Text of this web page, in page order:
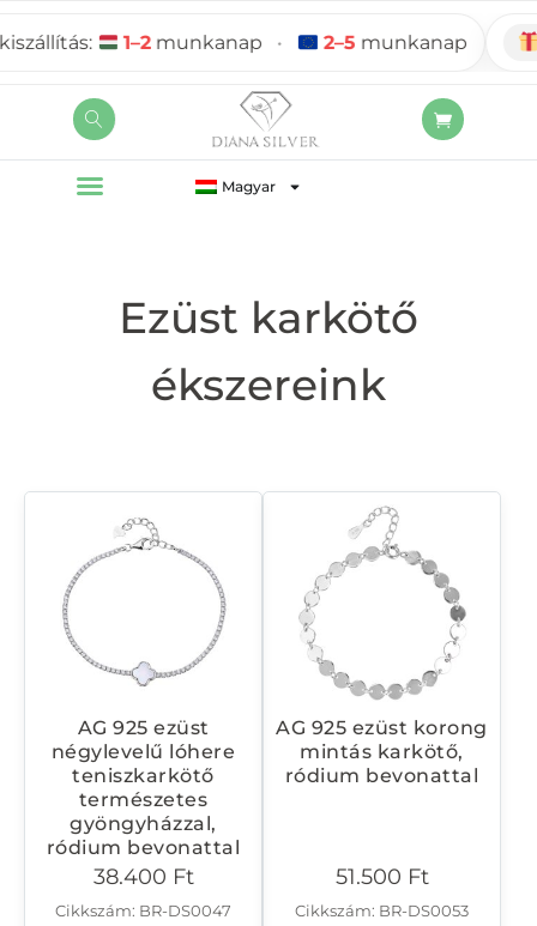
Magyar
1–2munkanap • 2–5 munkanap
Ezüst karkötő
ékszereink
AG 925 ezüst
négylevelű lóhere
teniszkarkötő
természetes
gyöngyházzal,
ródium bevonattal
38.400 Ft
Cikkszám: BR-DS0047
AG 925 ezüst korong
mintás karkötő,
ródium bevonattal
51.500 Ft
Cikkszám: BR-DS0053